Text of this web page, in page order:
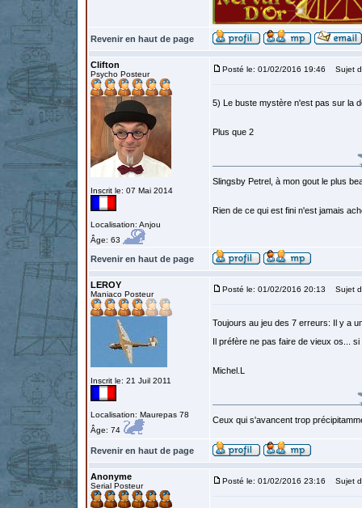
Revenir en haut de page
Clifton
Psycho Posteur
Inscrit le: 07 Mai 2014
Localisation: Anjou
Âge: 63
Posté le: 01/02/2016 19:46 Sujet
5) Le buste mystère n'est pas sur la
Plus que 2
Slingsby Petrel, à mon gout le plus
Rien de ce qui est fini n'est jamais
Revenir en haut de page
LEROY
Maniaco Posteur
Inscrit le: 21 Juil 2011
Localisation: Maurepas 78
Âge: 74
Posté le: 01/02/2016 20:13 Sujet
Toujours au jeu des 7 erreurs: Il y a
Il préfère ne pas faire de vieux os...
Michel.L
Ceux qui s'avancent trop
Revenir en haut de page
Anonyme
Serial Posteur
Posté le: 01/02/2016 23:16 Sujet